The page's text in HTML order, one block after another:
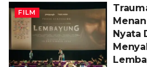
FILM
Nyata